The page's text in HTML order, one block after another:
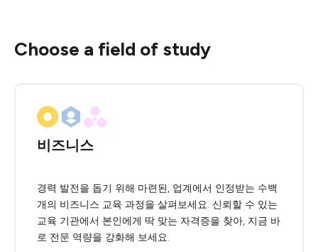
Choose a field of study
비즈니스
경력 발전을 돕기 위해 마련된, 업계에서 인정받는 수백
개의 비즈니스 교육 과정을 살펴보세요. 신뢰할 수 있는
교육 기관에서 본인에게 딱 맞는 자격증을 찾아, 지금 바
로 전문 역량을 강화해 보세요.